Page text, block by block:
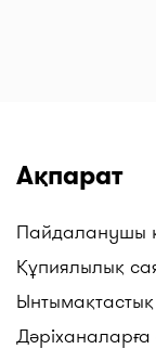
Ақпарат
Пайдаланушы
Құпиялылық